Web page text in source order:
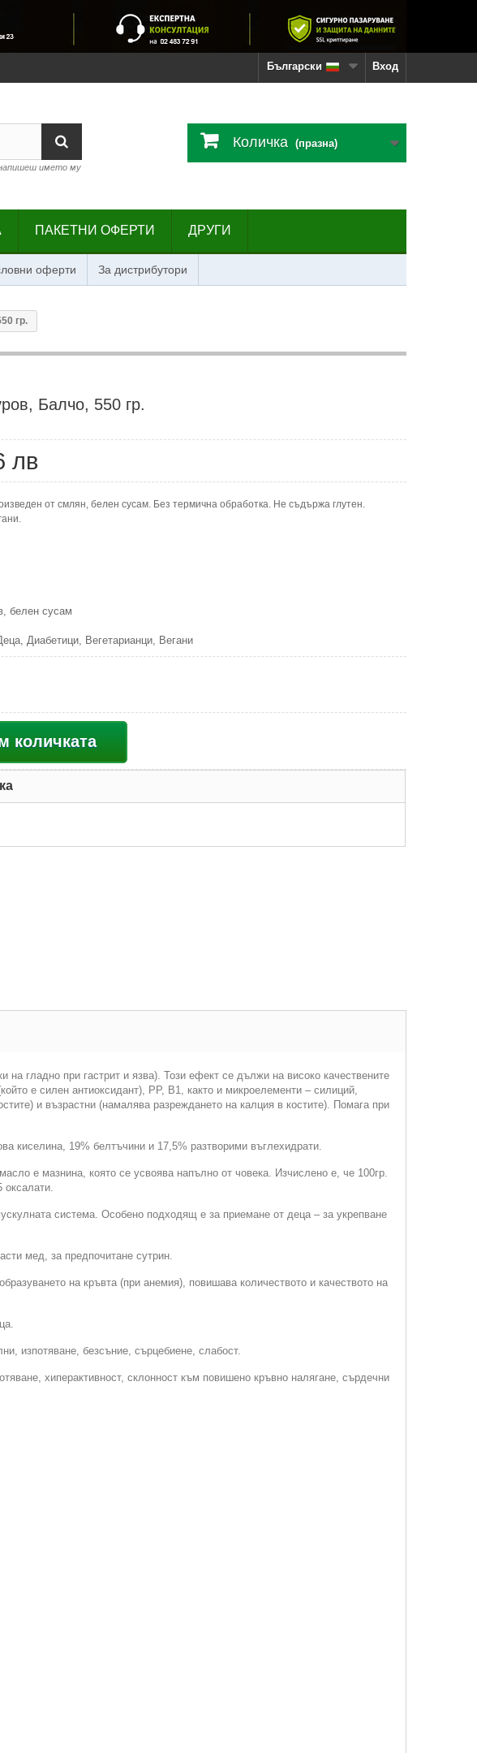
Вход
Български
напишеш името му
Количка (празна)
ПАКЕТНИ ОФЕРТИ ДРУГИ
оферти За дистрибутори
гр.
Балчо, 550 гр.
лв
от смлян, белен сусам. Без термична обработка. Не съдържа глутен.
белен сусам
Диабетици, Вегетарианци, Вегани
количката
гладно при гастрит и язва). Този ефект се дължи на високо качествените
е силен антиоксидант), РР, В1, както и микроелементи – силиций,
и възрастни (намалява разреждането на калция в костите). Помага при
киселина, 19% белтъчини и 17,5% разтворими въглехидрати.
е мазнина, която се усвоява напълно от човека. Изчислено е, че 100гр.
оксалати.
система. Особено подходящ е за приемане от деца – за укрепване
мед, за предпочитане сутрин.
на кръвта (при анемия), повишава количеството и качеството на
изпотяване, безсъние, сърцебиене, слабост.
хиперактивност, склонност към повишено кръвно налягане, сърдечни